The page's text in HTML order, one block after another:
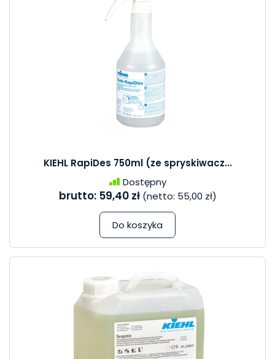
KIEHL RapiDes 750ml (ze spryskiwacz...
Dostępny
brutto: 59,40 zł (netto: 55,00 zł)
Do koszyka